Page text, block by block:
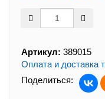
Артикул: 389015
Оплата и доставка
Поделиться: